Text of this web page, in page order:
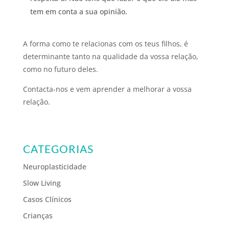
tem em conta a sua opinião.
A forma como te relacionas com os teus filhos, é
determinante tanto na qualidade da vossa relação,
como no futuro deles.
Contacta-nos e vem aprender a melhorar a vossa
relação.
CATEGORIAS
Neuroplasticidade
Slow Living
Casos Clínicos
Crianças